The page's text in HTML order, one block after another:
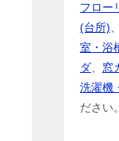
フロー
(台所)
室・浴
ダ
窓
洗濯機
ださい。